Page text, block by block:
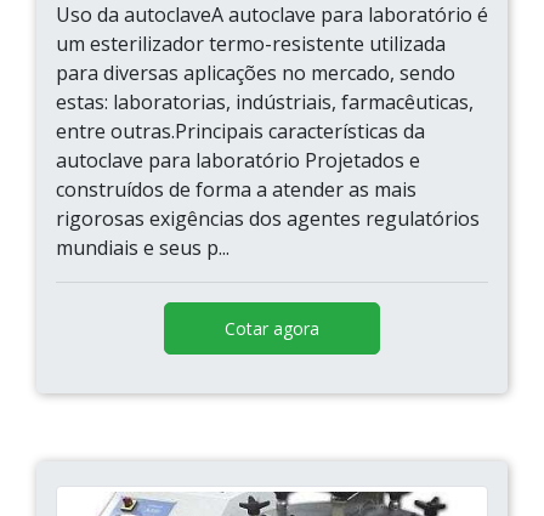
Uso da autoclaveA autoclave para laboratório é
um esterilizador termo-resistente utilizada
para diversas aplicações no mercado, sendo
estas: laboratorias, indústriais, farmacêuticas,
entre outras.Principais características da
autoclave para laboratório Projetados e
construídos de forma a atender as mais
rigorosas exigências dos agentes regulatórios
mundiais e seus p...
Cotar agora